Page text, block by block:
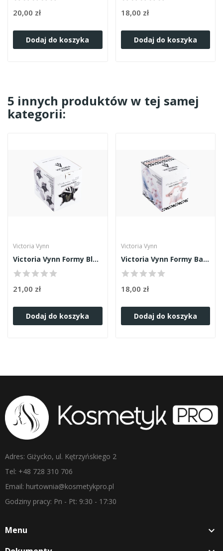
20,00 zł
Dodaj do koszyka
18,00 zł
Dodaj do koszyka
5 innych produktów w tej samej
kategorii:
Victoria Vynn
Victoria Vynn Formy Black 100szt
21,00 zł
Dodaj do koszyka
Victoria Vynn
Victoria Vynn Formy Basic 100szt
18,00 zł
Dodaj do koszyka
Adres: Giżycko, ul. Kętrzyńskiego 2
Tel: +48 728 310 706
Email: hurtownia@kosmetykpro.pl
Godziny pracy: Pn - Pt: 9:30 - 17:30
Menu 